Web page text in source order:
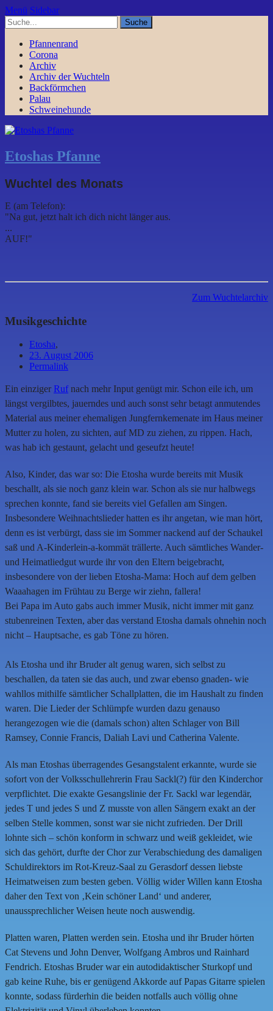
Menü Sidebar
Pfannenrand
Corona
Archiv
Archiv der Wuchteln
Backförmchen
Palau
Schweinehunde
Etoshas Pfanne
Wuchtel des Monats
E (am Telefon):
"Na gut, jetzt halt ich dich nicht länger aus.
...
AUF!"
Zum Wuchtelarchiv
Musikgeschichte
Etosha,
23. August 2006
Permalink
Ein einziger Rufnach mehr Input genügt mir. Schon eile ich, um
längst vergilbtes, jauerndes und auch sonst sehr betagt anmutendes
Material aus meiner ehemaligen Jungfernkemenate im Haus meiner
Mutter zu holen, zu sichten, auf MD zu ziehen, zu rippen. Hach,
was hab ich gestaunt, gelacht und geseufzt heute!
Also, Kinder, das war so: Die Etosha wurde bereits mit Musik
beschallt, als sie noch ganz klein war. Schon als sie nur halbwegs
sprechen konnte, fand sie bereits viel Gefallen am Singen.
Insbesondere Weihnachtslieder hatten es ihr angetan, wie man hört,
denn es ist verbürgt, dass sie im Sommer nackend auf der Schaukel
saß und A-Kinderlein-a-kommät trällerte. Auch sämtliches Wander-
und Heimatliedgut wurde ihr von den Eltern beigebracht,
insbesondere von der lieben Etosha-Mama: Hoch auf dem gelben
Waaahagen im Frühtau zu Berge wir ziehn, fallera!
Bei Papa im Auto gabs auch immer Musik, nicht immer mit ganz
stubenreinen Texten, aber das verstand Etosha damals ohnehin noch
nicht – Hauptsache, es gab Töne zu hören.
Als Etosha und ihr Bruder alt genug waren, sich selbst zu
beschallen, da taten sie das auch, und zwar ebenso gnaden- wie
wahllos mithilfe sämtlicher Schallplatten, die im Haushalt zu finden
waren. Die Lieder der Schlümpfe wurden dazu genauso
herangezogen wie die (damals schon) alten Schlager von Bill
Ramsey, Connie Francis, Daliah Lavi und Catherina Valente.
Als man Etoshas überragendes Gesangstalent erkannte, wurde sie
sofort von der Volksschullehrerin Frau Sackl(?) für den Kinderchor
verpflichtet. Die exakte Gesangslinie der Fr. Sackl war legendär,
jedes T und jedes S und Z musste von allen Sängern exakt an der
selben Stelle kommen, sonst war sie nicht zufrieden. Der Drill
lohnte sich – schön konform in schwarz und weiß gekleidet, wie
sich das gehört, durfte der Chor zur Verabschiedung des damaligen
Schuldirektors im Rot-Kreuz-Saal zu Gerasdorf dessen liebste
Heimatweisen zum besten geben. Völlig wider Willen kann Etosha
daher den Text von ‚Kein schöner Land‘ und anderer,
unaussprechlicher Weisen heute noch auswendig.
Platten waren, Platten werden sein. Etosha und ihr Bruder hörten
Cat Stevens und John Denver, Wolfgang Ambros und Rainhard
Fendrich. Etoshas Bruder war ein autodidaktischer Sturkopf und
gab keine Ruhe, bis er genügend Akkorde auf Papas Gitarre spielen
konnte, sodass fürderhin die beiden notfalls auch völlig ohne